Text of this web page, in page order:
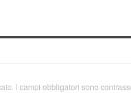
I campi obbligatori sono